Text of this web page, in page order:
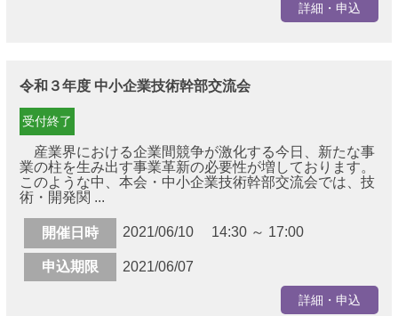
詳細・申込
令和３年度 中小企業技術幹部交流会
受付終了
産業界における企業間競争が激化する今日、新たな事
業の柱を生み出す事業革新の必要性が増しております。
このような中、本会・中小企業技術幹部交流会では、技
術・開発関 ...
開催日時 2021/06/10 14:30 ～ 17:00
申込期限 2021/06/07
詳細・申込